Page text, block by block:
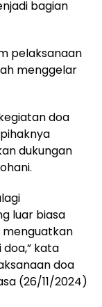
bagian
pelaksanaan
menggelar
doa
dukungan
luar biasa
menguatkan
doa,” kata
doa
(26/11/2024)